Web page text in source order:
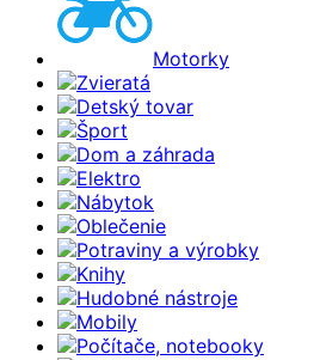
Motorky
Zvieratá
Detský tovar
Šport
Dom a záhrada
Elektro
Nábytok
Oblečenie
Potraviny a výrobky
Knihy
Hudobné nástroje
Mobily
Počítače, notebooky